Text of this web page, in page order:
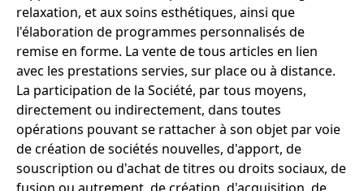
relaxation, et aux soins esthétiques, ainsi que
l'élaboration de programmes personnalisés de
remise en forme. La vente de tous articles en lien
avec les prestations servies, sur place ou à distance.
La participation de la Société, par tous moyens,
directement ou indirectement, dans toutes
opérations pouvant se rattacher à son objet par voie
de création de sociétés nouvelles, d'apport, de
souscription ou d'achat de titres ou droits sociaux, de